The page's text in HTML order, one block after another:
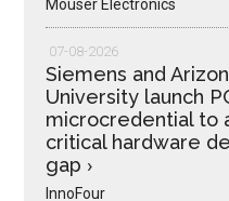
Mouser Electronics
07-08-2026
Siemens and
University launch
microcredential to
critical hardware
gap ›
InnoFour